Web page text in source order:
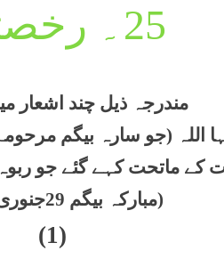
25۔
مندرجہ ذیل چند اشعار
اللہ (جو سارہ بیگم
کے ماتحت کہے گئے جو
(مبارکہ بیگم 29جنوری1952ء)
(1)